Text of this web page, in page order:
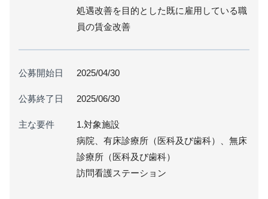
処遇改善を目的とした既に雇用している職
員の賃金改善
公募開始日 2025/04/30
公募終了日 2025/06/30
主な要件
1.対象施設
病院、有床診療所（医科及び歯科）、無床
診療所（医科及び歯科）
訪問看護ステーション